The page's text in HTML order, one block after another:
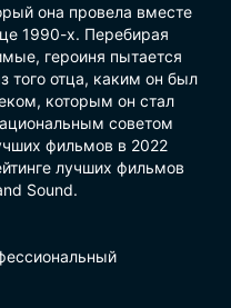
она провела вместе
1990-х. Перебирая
героиня пытается
того отца, каким он был
которым он стал
советом
фильмов в 2022
лучших фильмов
Sound.